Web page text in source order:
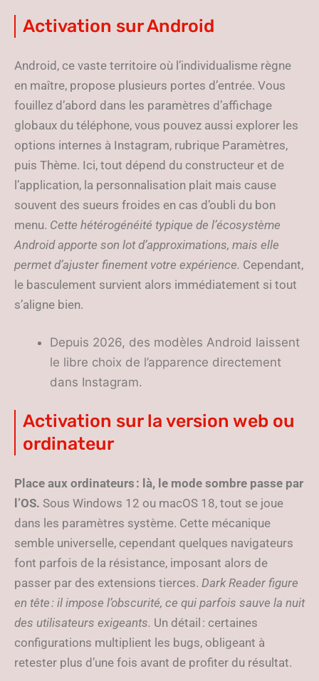
Activation sur Android
Android, ce vaste territoire où l’individualisme règne
en maître, propose plusieurs portes d’entrée. Vous
fouillez d’abord dans les paramètres d’affichage
globaux du téléphone, vous pouvez aussi explorer les
options internes à Instagram, rubrique Paramètres,
puis Thème. Ici, tout dépend du constructeur et de
l’application, la personnalisation plait mais cause
souvent des sueurs froides en cas d’oubli du bon
menu. Cette hétérogénéité typique de l’écosystème
Android apporte son lot d’approximations, mais elle
permet d’ajuster finement votre expérience. Cependant,
le basculement survient alors immédiatement si tout
s’aligne bien.
Depuis 2026, des modèles Android laissent
le libre choix de l’apparence directement
dans Instagram.
Activation sur la version web ou
ordinateur
Place aux ordinateurs : là, le mode sombre passe par
l’OS. Sous Windows 12 ou macOS 18, tout se joue
dans les paramètres système. Cette mécanique
semble universelle, cependant quelques navigateurs
font parfois de la résistance, imposant alors de
passer par des extensions tierces. Dark Reader figure
en tête : il impose l’obscurité, ce qui parfois sauve la nuit
des utilisateurs exigeants. Un détail : certaines
configurations multiplient les bugs, obligeant à
retester plus d’une fois avant de profiter du résultat.